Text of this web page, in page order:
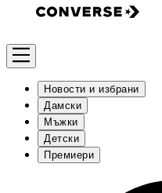
Новости и избрани
Дамски
Мъжки
Детски
Премиери